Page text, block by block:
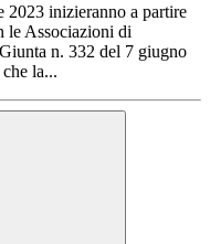
2023 inizieranno a partire
le Associazioni di
n. 332 del 7 giugno
la...